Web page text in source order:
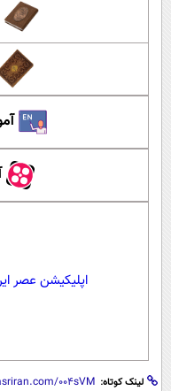
اپلیکیشن عصر
لینک کوتاه: